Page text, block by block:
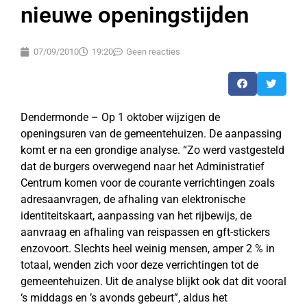
nieuwe openingstijden
07/09/2010 19:20 Geen reacties
Dendermonde – Op 1 oktober wijzigen de
openingsuren van de gemeentehuizen. De aanpassing
komt er na een grondige analyse. “Zo werd vastgesteld
dat de burgers overwegend naar het Administratief
Centrum komen voor de courante verrichtingen zoals
adresaanvragen, de afhaling van elektronische
identiteitskaart, aanpassing van het rijbewijs, de
aanvraag en afhaling van reispassen en gft-stickers
enzovoort. Slechts heel weinig mensen, amper 2 % in
totaal, wenden zich voor deze verrichtingen tot de
gemeentehuizen. Uit de analyse blijkt ook dat dit vooral
‘s middags en ’s avonds gebeurt”, aldus het